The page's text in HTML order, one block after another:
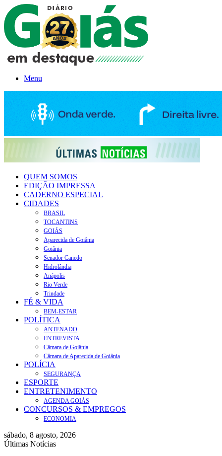
Menu
QUEM SOMOS
EDIÇÃO IMPRESSA
CADERNO ESPECIAL
CIDADES
BRASIL
TOCANTINS
GOIÁS
Aparecida de Goiânia
Goiânia
Senador Canedo
Hidrolândia
Anápolis
Rio Verde
Trindade
FÉ & VIDA
BEM-ESTAR
POLÍTICA
ANTENADO
ENTREVISTA
Câmara de Goiânia
Câmara de Aparecida de Goiânia
POLÍCIA
SEGURANÇA
ESPORTE
ENTRETENIMENTO
AGENDA GOIÁS
CONCURSOS & EMPREGOS
ECONOMIA
sábado, 8 agosto, 2026
Últimas Notícias